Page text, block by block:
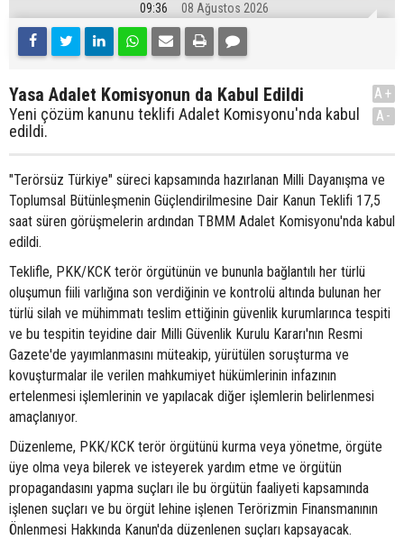
09:36 08 Ağustos 2026
Yasa Adalet Komisyonun da Kabul Edildi
Yeni çözüm kanunu teklifi Adalet Komisyonu'nda kabul
edildi.
A+
A-
"Terörsüz Türkiye" süreci kapsamında hazırlanan Milli Dayanışma ve
Toplumsal Bütünleşmenin Güçlendirilmesine Dair Kanun Teklifi 17,5
saat süren görüşmelerin ardından TBMM Adalet Komisyonu'nda kabul
edildi.
Teklifle, PKK/KCK terör örgütünün ve bununla bağlantılı her türlü
oluşumun fiili varlığına son verdiğinin ve kontrolü altında bulunan her
türlü silah ve mühimmatı teslim ettiğinin güvenlik kurumlarınca tespiti
ve bu tespitin teyidine dair Milli Güvenlik Kurulu Kararı'nın Resmi
Gazete'de yayımlanmasını müteakip, yürütülen soruşturma ve
kovuşturmalar ile verilen mahkumiyet hükümlerinin infazının
ertelenmesi işlemlerinin ve yapılacak diğer işlemlerin belirlenmesi
amaçlanıyor.
Düzenleme, PKK/KCK terör örgütünü kurma veya yönetme, örgüte
üye olma veya bilerek ve isteyerek yardım etme ve örgütün
propagandasını yapma suçları ile bu örgütün faaliyeti kapsamında
işlenen suçları ve bu örgüt lehine işlenen Terörizmin Finansmanının
Önlenmesi Hakkında Kanun'da düzenlenen suçları kapsayacak.